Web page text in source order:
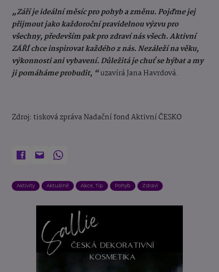
„Září je ideální měsíc pro pohyb a změnu. Pojďme jej
přijmout jako každoroční pravidelnou výzvu pro
všechny, především pak pro zdraví nás všech. Aktivní
ZÁŘÍ chce inspirovat každého z nás. Nezáleží na věku,
výkonnosti ani vybavení. Důležitá je chuť se hýbat a my
ji pomáháme probudit, “uzavírá Jana Havrdová.
Zdroj: tisková zpráva Nadační fond Aktivní ČESKO
Aktivity Aktuálně Akce, Tip Pohyb Zdraví